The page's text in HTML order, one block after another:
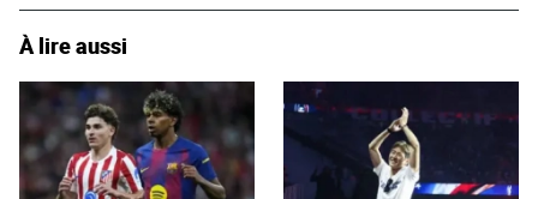
À lire aussi